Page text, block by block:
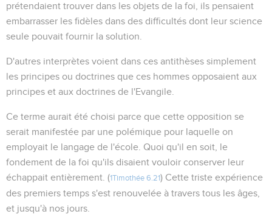
prétendaient trouver dans les objets de la foi, ils pensaient
embarrasser les fidèles dans des difficultés dont leur science
seule pouvait fournir la solution.
D'autres interprètes voient dans ces antithèses simplement
les principes ou doctrines que ces hommes opposaient aux
principes et aux doctrines de l'Evangile.
Ce terme aurait été choisi parce que cette opposition se
serait manifestée par une polémique pour laquelle on
employait le langage de l'école. Quoi qu'il en soit, le
fondement de la foi qu'ils disaient vouloir conserver leur
échappait entièrement. (1Timothée 6.21) Cette triste expérience
des premiers temps s'est renouvelée à travers tous les âges,
et jusqu'à nos jours.